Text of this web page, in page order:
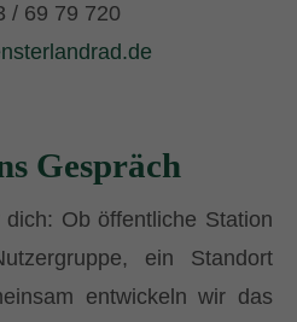
/ 69 79 720
Gespräch
Ob öffentliche Station
ein Standort
entwickeln wir das